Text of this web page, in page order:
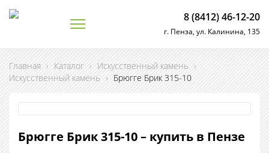
8 (8412) 46-12-20
г. Пенза, ул. Калинина, 135
Главная › Каталог › Искусственный камень ›
Искусственный камень › Брюгге Брик 315-10
Брюгге Брик 315-10 – купить в Пензе